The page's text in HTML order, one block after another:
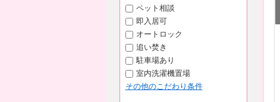
ペット相談
即入居可
オートロック
追い焚き
駐車場あり
室内洗濯機置場
その他のこだわり条件